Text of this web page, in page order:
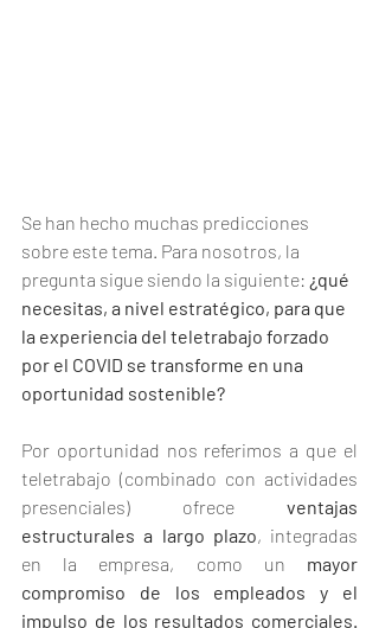
Se han hecho muchas predicciones
sobre este tema. Para nosotros, la
pregunta sigue siendo la siguiente: ¿qué
necesitas, a nivel estratégico, para que
la experiencia del teletrabajo forzado
por el COVID se transforme en una
oportunidad sostenible?
Por oportunidad nos referimos a que el
teletrabajo (combinado con actividades
presenciales) ofrece ventajas
estructurales a largo plazo, integradas
en la empresa, como un mayor
compromiso de los empleados y el